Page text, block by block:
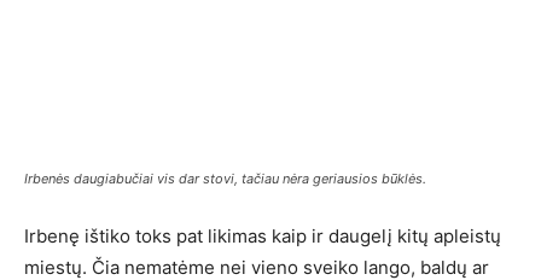
Irbenės daugiabučiai vis dar stovi, tačiau nėra geriausios būklės.
Irbenę ištiko toks pat likimas kaip ir daugelį kitų apleistų
miestų. Čia nematėme nei vieno sveiko lango, baldų ar